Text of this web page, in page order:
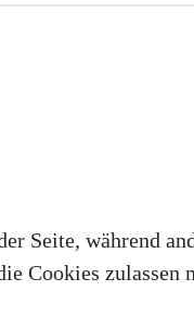
Seite, während
Cookies zulassen